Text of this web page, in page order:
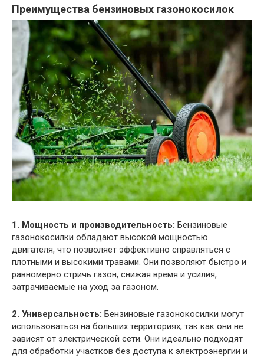
Преимущества бензиновых газонокосилок
1. Мощность и производительность: Бензиновые
газонокосилки обладают высокой мощностью
двигателя, что позволяет эффективно справляться с
плотными и высокими травами. Они позволяют быстро и
равномерно стричь газон, снижая время и усилия,
затрачиваемые на уход за газоном.
2. Универсальность: Бензиновые газонокосилки могут
использоваться на больших территориях, так как они не
зависят от электрической сети. Они идеально подходят
для обработки участков без доступа к электроэнергии и